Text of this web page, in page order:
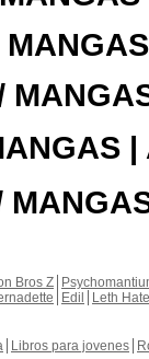
|
Bros Z
Edil
Leth Hate
Libros para jovenes